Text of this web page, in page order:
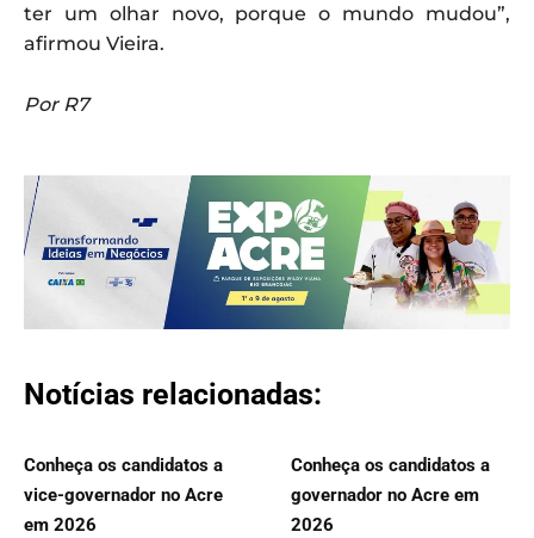
ter um olhar novo, porque o mundo mudou”,
afirmou Vieira.
Por R7
Notícias relacionadas:
Conheça os candidatos a
vice-governador no Acre
em 2026
Conheça os candidatos a
governador no Acre em
2026